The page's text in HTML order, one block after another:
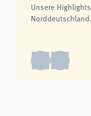
Unsere
Norddeutschland.